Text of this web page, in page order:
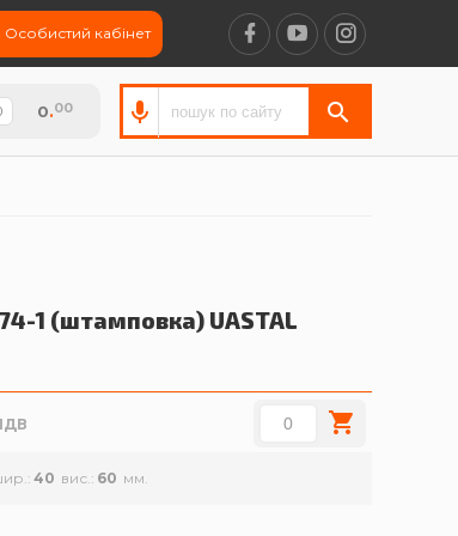
Особистий кабінет
0.00
1 (штамповка) UASTAL
40 вис. 60